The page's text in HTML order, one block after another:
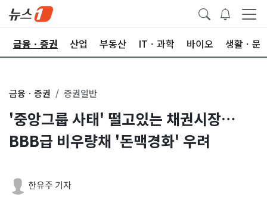
금융ㆍ증권 산업 부동산 ITㆍ과학 바이오 생활ㆍ문
금융ㆍ증권 증권일반
'중앙그룹 사태' 떨고있는 채권시장…
BBB급 비우량채 '돈맥경화' 우려
한유주 기자